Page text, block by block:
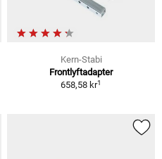
Kern-Stabi
Frontlyftadapter
658,58 kr1